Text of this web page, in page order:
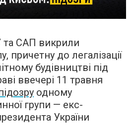
САП викрили
причетну до легалізації
будівництві під
ввечері 11 травня
одному
групи — екс-
України